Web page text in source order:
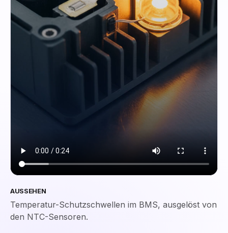
AUSSEHEN
Temperatur-Schutzschwellen im BMS, ausgelöst von
den NTC-Sensoren.